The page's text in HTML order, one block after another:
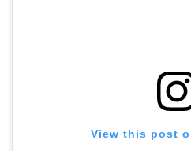
View this post